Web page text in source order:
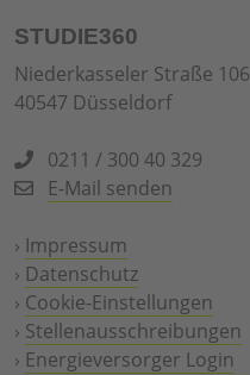
STUDIE360
Niederkasseler Straße 106
40547 Düsseldorf
0211 / 300 40 329
E-Mail senden
› Impressum
› Datenschutz
› Cookie-Einstellungen
› Stellenausschreibungen
› Energieversorger Login